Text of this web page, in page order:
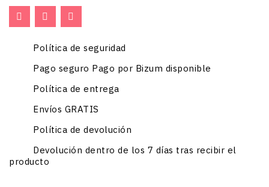
Política de seguridad
Pago seguro Pago por Bizum disponible
Política de entrega
Envíos GRATIS
Política de devolución
Devolución dentro de los 7 días tras recibir el
producto